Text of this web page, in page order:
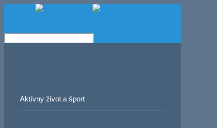
Aktívny život a šport